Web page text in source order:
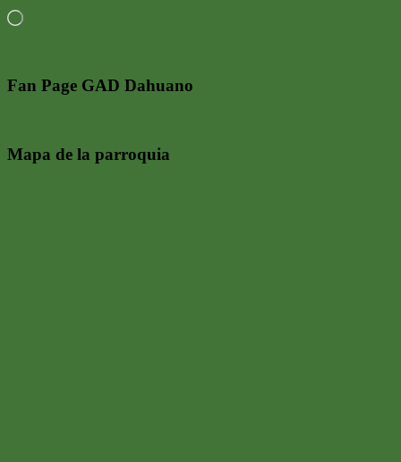
Cargando...
Fan Page GAD Dahuano
Mapa de la parroquia